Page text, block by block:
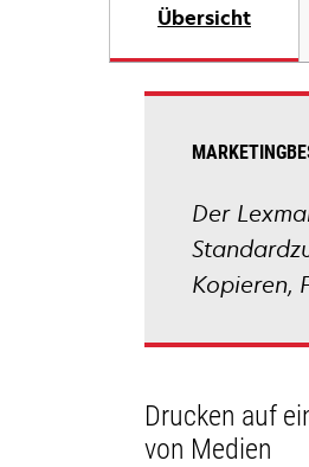
Übersicht
Der
Kopieren,
Drucken auf
von Medien